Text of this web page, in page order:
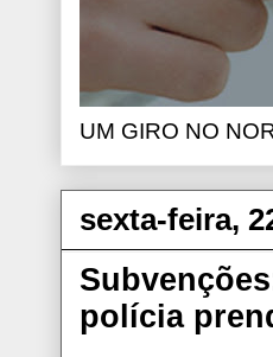
UM GIRO NO
sexta-feira,
polícia